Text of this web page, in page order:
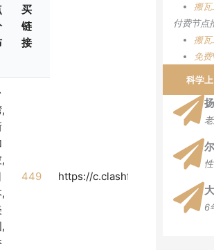
买
链
接
449 https://c.clashfans.com/goto/
搬
付费节点
搬
免
科学
6